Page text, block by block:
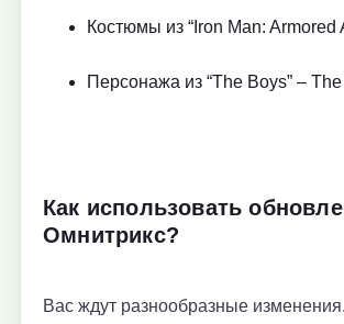
Костюмы из “Iron Man: Armored
Персонажа из “The Boys” –
Как использовать
Омнитрикс?
Вас ждут разнообразные